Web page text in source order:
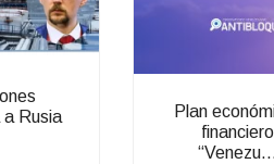
Rusia
Plan
financiero